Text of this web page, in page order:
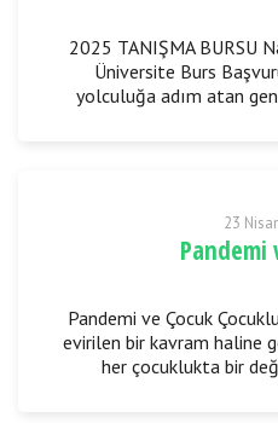
2025 TANIŞMA BURSU
Üniversite Burs
yolculuğa adım atan
23
Pandemi
Pandemi ve Çocuk
evirilen bir kavram haline
her çocuklukta bir